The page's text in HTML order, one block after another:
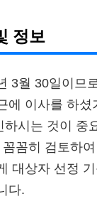
정보
3월 30일이므
에 이사를 하
시는 것이 중
꼼히 검토하
대상자 선정
다.